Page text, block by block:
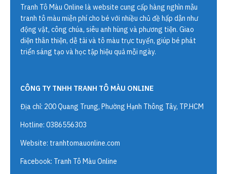
Tranh Tô Màu Online là website cung cấp hàng nghìn mẫu
tranh tô màu miễn phí cho bé với nhiều chủ đề hấp dẫn như
động vật, công chúa, siêu anh hùng và phương tiện. Giao
diện thân thiện, dễ tải và tô màu trực tuyến, giúp bé phát
triển sáng tạo và học tập hiệu quả mỗi ngày.
CÔNG TY TNHH TRANH TÔ MÀU ONLINE
Địa chỉ: 200 Quang Trung, Phường Hạnh Thông Tây, TP.HCM
Hotline: 0386556303
Website: tranhtomauonline.com
Facebook: Tranh Tô Màu Online